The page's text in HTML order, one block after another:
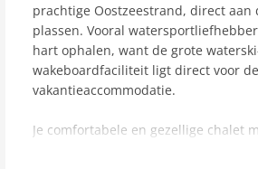
prachtige Oostzeestrand, direct aan
plassen. Vooral
hart ophalen, want de grote
wakeboardfaciliteit ligt direct voor
vakantieaccommodatie.
Je comfortabele en gezellige chalet